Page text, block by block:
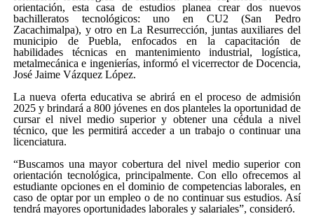
orientación, esta casa de estudios planea crear dos nuevos
bachilleratos tecnológicos: uno en CU2 (San Pedro
Zacachimalpa), y otro en La Resurrección, juntas auxiliares del
municipio de Puebla, enfocados en la capacitación de
habilidades técnicas en mantenimiento industrial, logística,
metalmecánica e ingenierías, informó el vicerrector de Docencia,
José Jaime Vázquez López.
La nueva oferta educativa se abrirá en el proceso de admisión
2025 y brindará a 800 jóvenes en dos planteles la oportunidad de
cursar el nivel medio superior y obtener una cédula a nivel
técnico, que les permitirá acceder a un trabajo o continuar una
licenciatura.
“Buscamos una mayor cobertura del nivel medio superior con
orientación tecnológica, principalmente. Con ello ofrecemos al
estudiante opciones en el dominio de competencias laborales, en
caso de optar por un empleo o de no continuar sus estudios. Así
tendrá mayores oportunidades laborales y salariales”, consideró.